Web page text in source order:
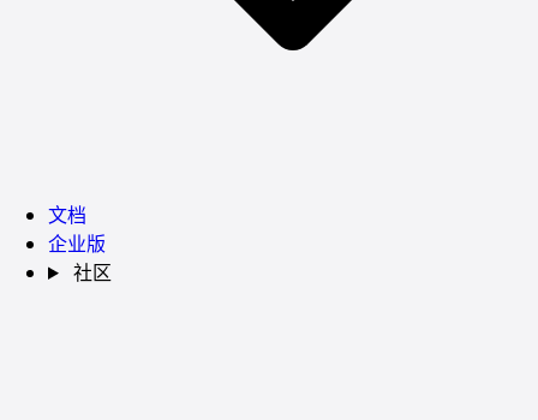
文档
企业版
社区